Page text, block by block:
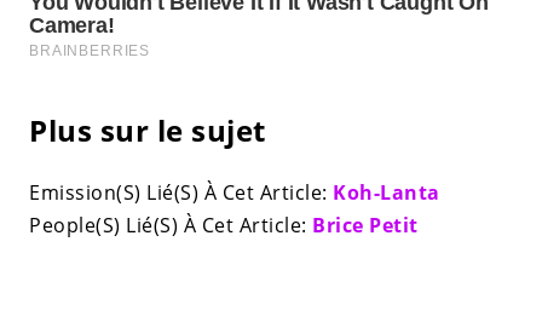
Plus sur le sujet
Emission(S) Lié(S) À Cet Article: Koh-Lanta
People(S) Lié(S) À Cet Article: Brice Petit